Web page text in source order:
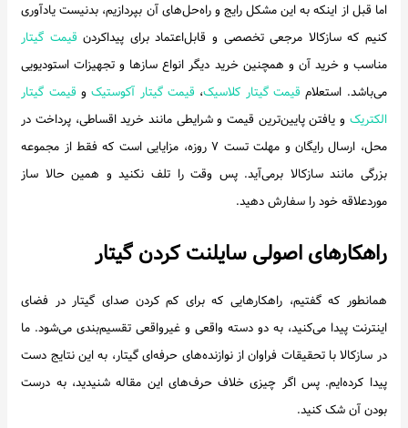
اما قبل از اینکه به این مشکل رایج و راه‌حل‌های آن بپردازیم، بدنیست یادآوری
کنیم که سازکالا مرجعی تخصصی و قابل‌اعتماد برای پیداکردن قیمت گیتار
مناسب و خرید آن و همچنین خرید دیگر انواع سازها و تجهیزات استودیویی
می‌باشد. استعلام قیمت گیتار کلاسیک، قیمت گیتار آکوستیکو قیمت گیتار
الکتریک و یافتن پایین‌ترین قیمت و شرایطی مانند خرید اقساطی، پرداخت در
محل، ارسال رایگان و مهلت تست ۷ روزه، مزایایی است که فقط از مجموعه
بزرگی مانند سازکالا برمی‌آید. پس وقت را تلف نکنید و همین حالا ساز
موردعلاقه خود را سفارش دهید.
راهکارهای اصولی سایلنت کردن گیتار
همانطور که گفتیم، راهکارهایی که برای کم کردن صدای گیتار در فضای
اینترنت پیدا می‌کنید، به دو دسته واقعی و غیرواقعی تقسیم‌بندی می‌شود. ما
در سازکالا با تحقیقات فراوان از نوازنده‌های حرفه‌ای گیتار، به این نتایج دست
پیدا کرده‌ایم. پس اگر چیزی خلاف حرف‌های این مقاله شنیدید، به درست
بودن آن شک کنید.